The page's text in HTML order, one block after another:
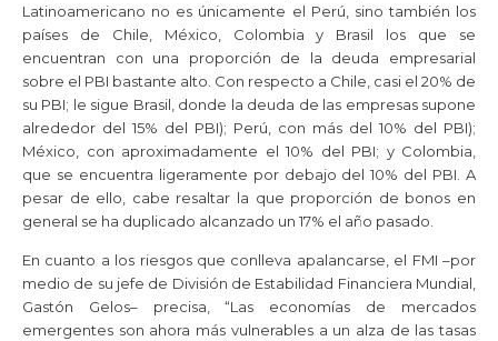
Latinoamericano no es únicamente el Perú, sino también los
países de Chile, México, Colombia y Brasil los que se
encuentran con una proporción de la deuda empresarial
sobre el PBI bastante alto. Con respecto a Chile, casi el 20% de
su PBI; le sigue Brasil, donde la deuda de las empresas supone
alrededor del 15% del PBI); Perú, con más del 10% del PBI);
México, con aproximadamente el 10% del PBI; y Colombia,
que se encuentra ligeramente por debajo del 10% del PBI. A
pesar de ello, cabe resaltar la que proporción de bonos en
general se ha duplicado alcanzado un 17% el año pasado.
En cuanto a los riesgos que conlleva apalancarse, el FMI –por
medio de su jefe de División de Estabilidad Financiera Mundial,
Gastón Gelos– precisa, “Las economías de mercados
emergentes son ahora más vulnerables a un alza de las tasas